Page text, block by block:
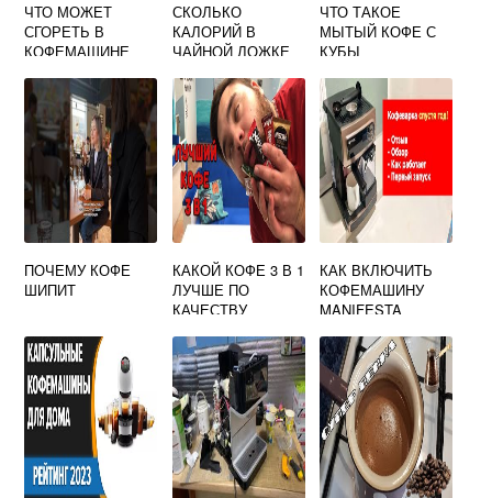
ЧТО МОЖЕТ
СГОРЕТЬ В
КОФЕМАШИНЕ
СКОЛЬКО
КАЛОРИЙ В
ЧАЙНОЙ ЛОЖКЕ
ЧТО ТАКОЕ
МЫТЫЙ КОФЕ С
КУБЫ
ПОЧЕМУ КОФЕ
ШИПИТ
КАКОЙ КОФЕ 3 В 1
ЛУЧШЕ ПО
КАЧЕСТВУ
КАК ВКЛЮЧИТЬ
КОФЕМАШИНУ
MANIFESTA